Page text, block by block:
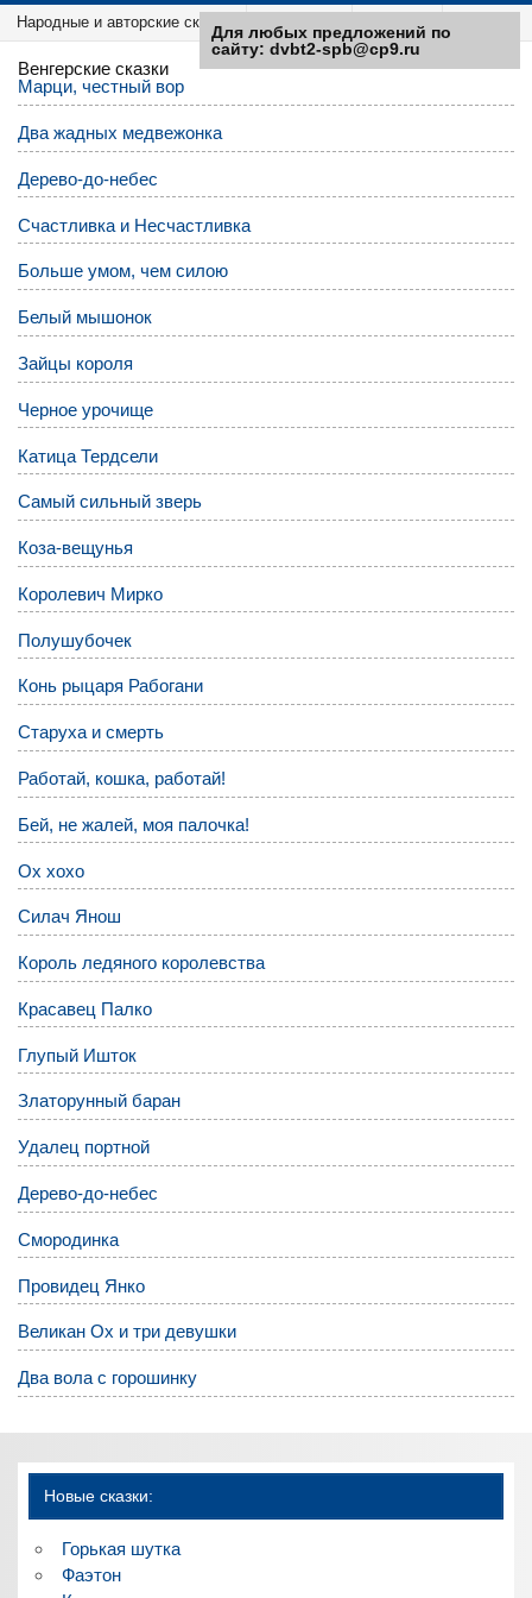
Народные и авторские сказки Категории Sitemap
Венгерские сказки
Марци, честный вор
Два жадных медвежонка
Дерево-до-небес
Счастливка и Несчастливка
Больше умом, чем силою
Белый мышонок
Зайцы короля
Черное урочище
Катица Тердсели
Самый сильный зверь
Коза-вещунья
Королевич Мирко
Полушубочек
Конь рыцаря Рабогани
Старуха и смерть
Работай, кошка, работай!
Бей, не жалей, моя палочка!
Ох хохо
Силач Янош
Король ледяного королевства
Красавец Палко
Глупый Ишток
Златорунный баран
Удалец портной
Дерево-до-небес
Смородинка
Провидец Янко
Великан Ох и три девушки
Два вола с горошинку
Новые сказки:
Горькая шутка
Фаэтон
Для любых предложений по
сайту: dvbt2-spb@cp9.ru